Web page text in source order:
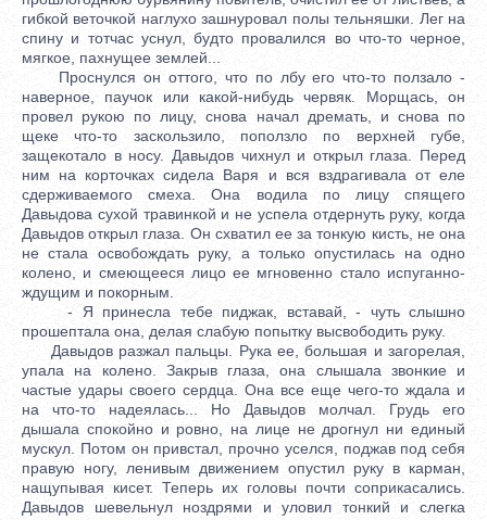
гибкой веточкой наглухо зашнуровал полы тельняшки. Лег на
спину и тотчас уснул, будто провалился во что-то черное,
мягкое, пахнущее землей...
Проснулся он оттого, что по лбу его что-то ползало -
наверное, паучок или какой-нибудь червяк. Морщась, он
провел рукою по лицу, снова начал дремать, и снова по
щеке что-то заскользило, поползло по верхней губе,
защекотало в носу. Давыдов чихнул и открыл глаза. Перед
ним на корточках сидела Варя и вся вздрагивала от еле
сдерживаемого смеха. Она водила по лицу спящего
Давыдова сухой травинкой и не успела отдернуть руку, когда
Давыдов открыл глаза. Он схватил ее за тонкую кисть, не она
не стала освобождать руку, а только опустилась на одно
колено, и смеющееся лицо ее мгновенно стало испуганно-
ждущим и покорным.
- Я принесла тебе пиджак, вставай, - чуть слышно
прошептала она, делая слабую попытку высвободить руку.
Давыдов разжал пальцы. Рука ее, большая и загорелая,
упала на колено. Закрыв глаза, она слышала звонкие и
частые удары своего сердца. Она все еще чего-то ждала и
на что-то надеялась... Но Давыдов молчал. Грудь его
дышала спокойно и ровно, на лице не дрогнул ни единый
мускул. Потом он привстал, прочно уселся, поджав под себя
правую ногу, ленивым движением опустил руку в карман,
нащупывая кисет. Теперь их головы почти соприкасались.
Давыдов шевельнул ноздрями и уловил тонкий и слегка